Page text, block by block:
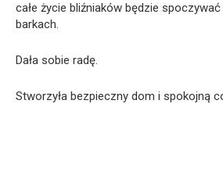
całe życie bliźniaków będzie spoczywać
barkach.
Dała sobie radę.
Stworzyła bezpieczny dom i spokojną